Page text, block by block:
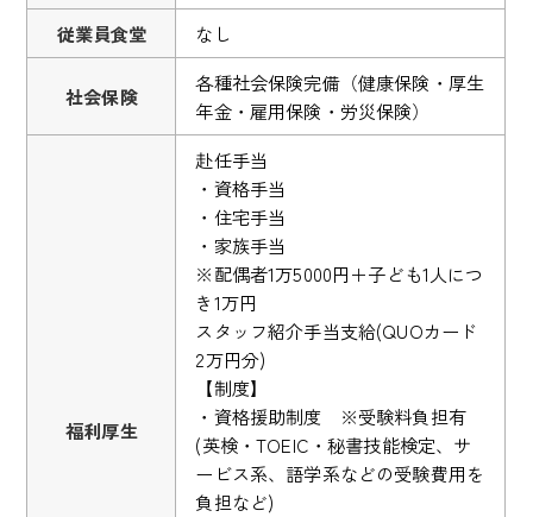
従業員食堂
なし
社会保険
各種社会保険完備（健康保険・厚生
年金・雇用保険・労災保険）
福利厚生
赴任手当
・資格手当
・住宅手当
・家族手当
※配偶者1万5000円＋子ども1人につ
き1万円
スタッフ紹介手当支給(QUOカード
2万円分)
【制度】
・資格援助制度 ※受験料負担有
(英検・TOEIC・秘書技能検定、サ
ービス系、語学系などの受験費用を
負担など)